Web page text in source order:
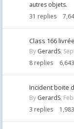
autres objets.
31 replies
Class 166
By GerardS,
8 replies 6,643
Incident boite
By GerardS,
3 replies 1,983